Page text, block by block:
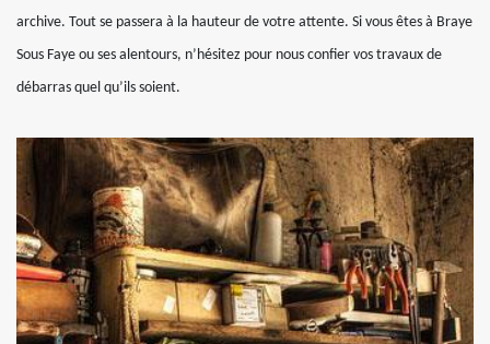
archive. Tout se passera à la hauteur de votre attente. Si vous êtes à Braye
Sous Faye ou ses alentours, n’hésitez pour nous confier vos travaux de
débarras quel qu’ils soient.